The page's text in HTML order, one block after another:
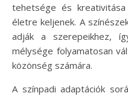
tehetsége és
életre keljenek. A
adják a szerepeikhez,
mélysége folyamatosan
közönség számára.
A színpadi adaptációk